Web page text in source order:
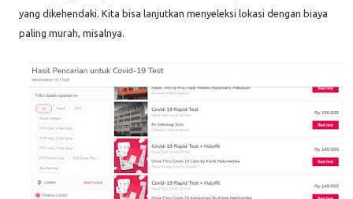
yang dikehendaki. Kita bisa lanjutkan menyeleksi lokasi dengan biaya
paling murah, misalnya.